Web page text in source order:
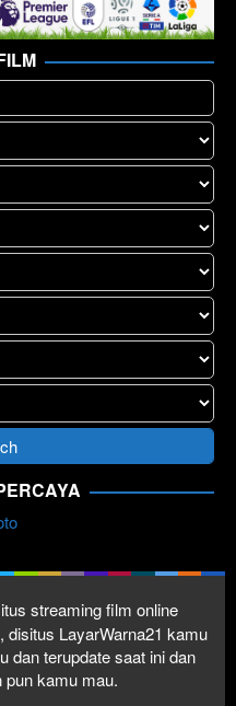
streaming film online
disitus LayarWarna21 kamu
dan terupdate saat ini dan
pun kamu mau.